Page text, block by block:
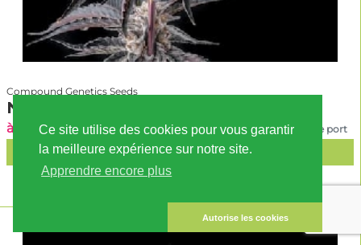
Ce site utilise des cookies pour vous garantir
la meilleure expérience sur notre site.
Apprendre encore plus
Autorise les cookies
Compound Genetics Seeds
Nakamarra
à partir de 81.90 EUR TVA incl., hors frais de port
AJOUTÉ AU PANIER